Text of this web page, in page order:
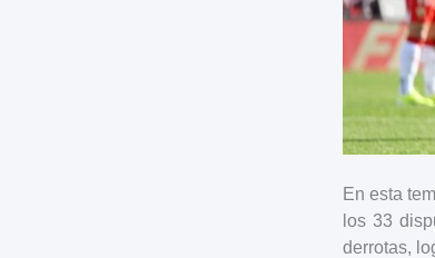
En esta
los 33
derrotas,